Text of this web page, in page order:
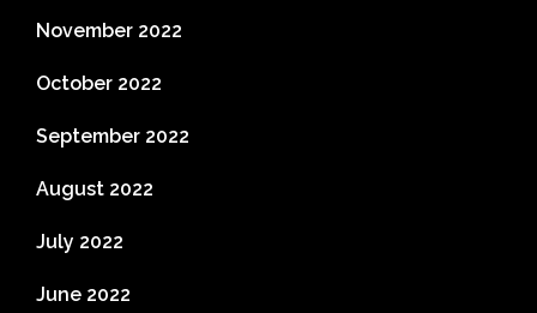
November 2022
October 2022
September 2022
August 2022
July 2022
June 2022